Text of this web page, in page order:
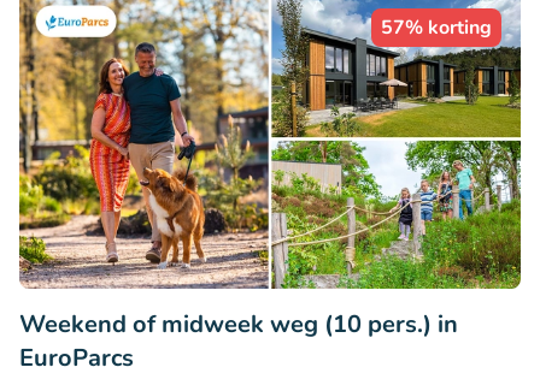
57% korting
Weekend of midweek weg (10 pers.) in
EuroParcs